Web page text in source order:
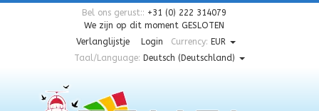
Bel ons gerust:: +31 (0) 222 314079
We zijn op dit moment GESLOTEN
Verlanglijstje
Login Currency: EUR
Taal/Language: Deutsch (Deutschland)